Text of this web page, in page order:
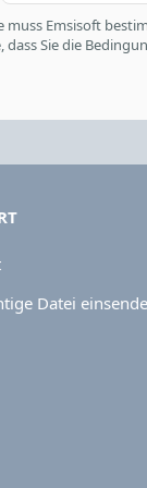
muss Emsisoft
Sie die
Datei